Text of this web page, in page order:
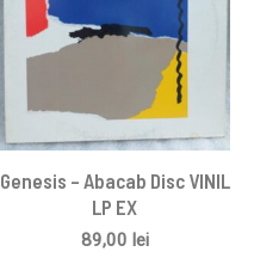
Genesis – Abacab Disc VINIL
LP EX
89,00 lei